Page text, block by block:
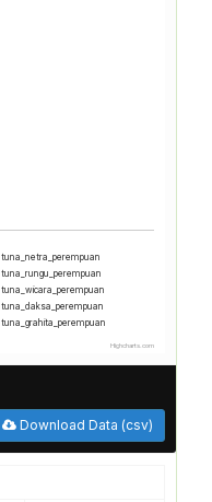
tuna_netra_perempuan
tuna_rungu_perempuan
tuna_wicara_perempuan
tuna_daksa_perempuan
tuna_grahita_perempuan
Highcharts.com
Download Data (csv)